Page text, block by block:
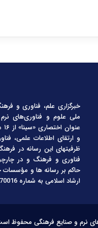
خبرگزاری علم، فناوری و
ملی علوم و فناوری‌های
و ارتقای اطلاعات علمی،
ظرفیتهای این رسانه در
فناوری و فرهنگ و در
حاکم بر رسانه ها و
ارشاد اسلامی به شماره 70016 فعالیت خود را آغاز کرده است.
نرم و صنایع فرهنگی محفوظ